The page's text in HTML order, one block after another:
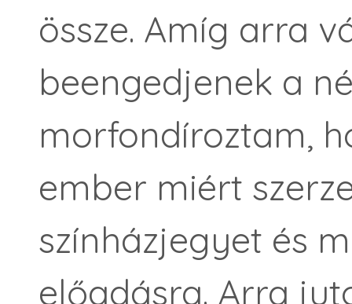
össze. Amíg arra
beengedjenek a
morfondíroztam,
ember miért
színházjegyet és
előadásra. Arra